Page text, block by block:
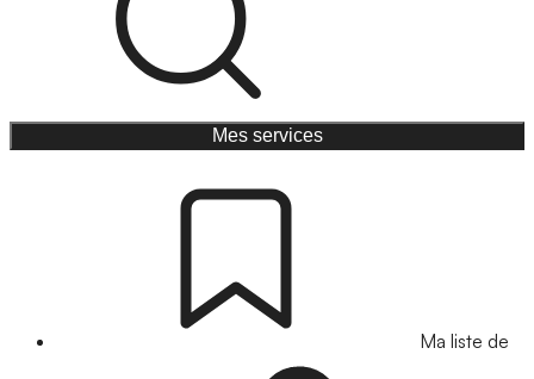
Mes services
Ma liste de